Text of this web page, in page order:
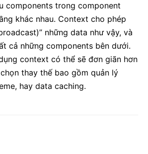
components trong component
khác nhau. Context cho phép
những data như vậy, và
cả những components bên dưới.
context có thể sẽ đơn giãn hơn
thay thế bao gồm quản lý
hay data caching.